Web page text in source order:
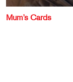
Mum’s Cards